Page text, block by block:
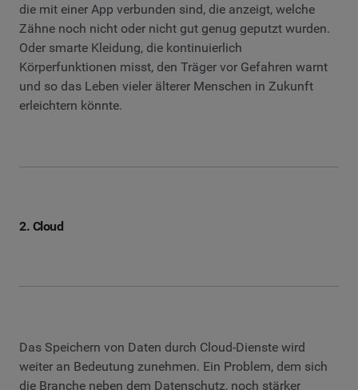
die mit einer App verbunden sind, die anzeigt, welche
Zähne noch nicht oder nicht gut genug geputzt wurden.
Oder smarte Kleidung, die kontinuierlich
Körperfunktionen misst, den Träger vor Gefahren warnt
und so das Leben vieler älterer Menschen in Zukunft
erleichtern könnte.
2. Cloud
Das Speichern von Daten durch Cloud-Dienste wird
weiter an Bedeutung zunehmen. Ein Problem, dem sich
die Branche neben dem Datenschutz, noch stärker